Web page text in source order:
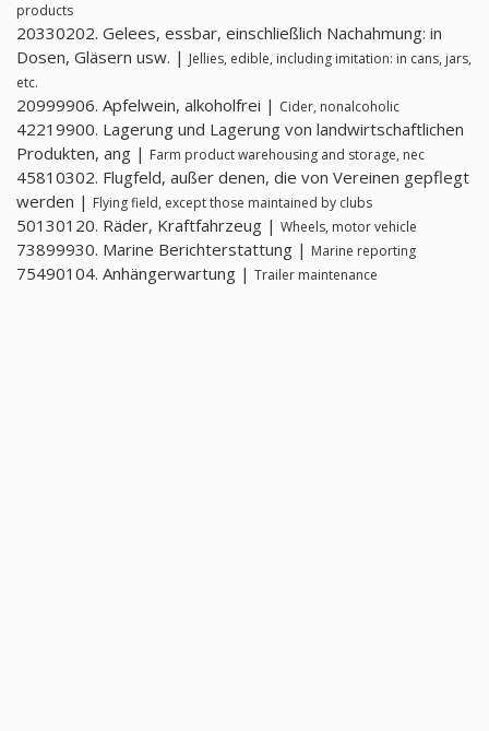
products
20330202. Gelees, essbar, einschließlich Nachahmung: in
Dosen, Gläsern usw. | Jellies, edible, including imitation: in cans, jars,
etc.
20999906. Apfelwein, alkoholfrei | Cider, nonalcoholic
42219900. Lagerung und Lagerung von landwirtschaftlichen
Produkten, ang | Farm product warehousing and storage, nec
45810302. Flugfeld, außer denen, die von Vereinen gepflegt
werden | Flying field, except those maintained by clubs
50130120. Räder, Kraftfahrzeug | Wheels, motor vehicle
73899930. Marine Berichterstattung | Marine reporting
75490104. Anhängerwartung | Trailer maintenance